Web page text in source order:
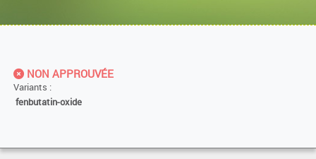
NON APPROUVÉE
Variants :
fenbutatin-oxide